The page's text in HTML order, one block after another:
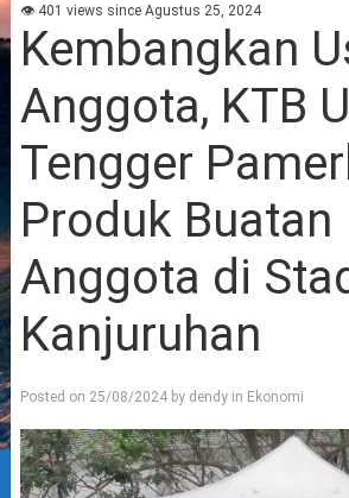
👁 401 views since Agustus 25, 2024
Kembangkan
Anggota, KTB
Tengger
Produk Buatan
Anggota di
Kanjuruhan
Posted on 25/08/2024by dendyin Ekonomi